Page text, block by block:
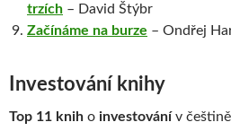
trzích – David Štýbr
Začínáme na burze – Ondřej
Investování knihy
Top 11 knih o investovánív